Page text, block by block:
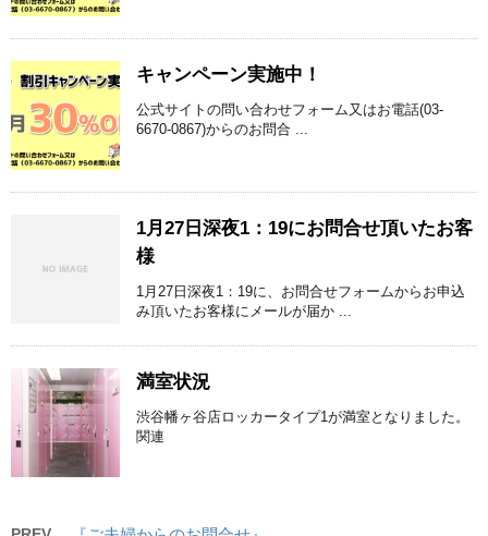
キャンペーン実施中！
公式サイトの問い合わせフォーム又はお電話(03-
6670-0867)からのお問合 ...
1月27日深夜1：19にお問合せ頂いたお客
様
1月27日深夜1：19に、お問合せフォームからお申込
み頂いたお客様にメールが届か ...
満室状況
渋谷幡ヶ谷店ロッカータイプ1が満室となりました。
関連